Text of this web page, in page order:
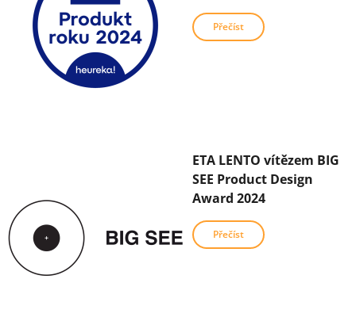
Přečíst
ETA LENTO vítězem BIG
SEE Product Design
Award 2024
Přečíst